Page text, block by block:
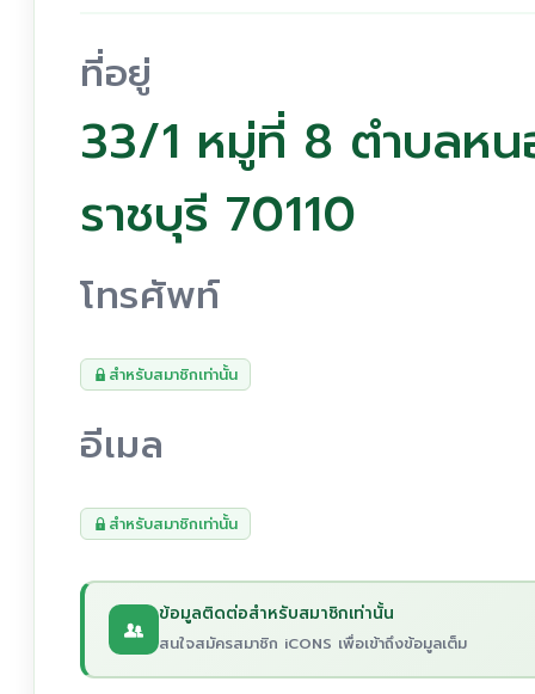
ที่อยู่
33/1 หมู่ที่ 8 ตำบลหน
ราชบุรี 70110
โทรศัพท์
สำหรับสมาชิกเท่านั้น
อีเมล
สำหรับสมาชิกเท่านั้น
ข้อมูลติดต่อสำหรับสมาชิกเท่านั้น
สนใจสมัครสมาชิก iCONS เพื่อเข้าถึงข้อมูลเต็ม